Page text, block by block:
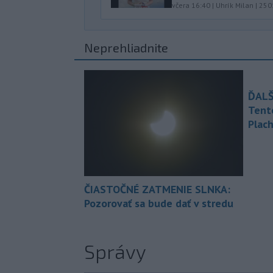
včera 16:40 | Uhrík Milan |
Neprehliadnite
ČIASTOČNÉ ZATMENIE SLNKA:
Pozorovať sa bude dať v stredu
Správy